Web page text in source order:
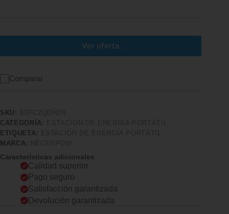
Ver oferta
Comparar
SKU:
CATEGORÍA:
ETIQUETA:
MARCA:
Características adicionales
Calidad superior
Pago seguro
Satisfacción garantizada
Devolución garantizada